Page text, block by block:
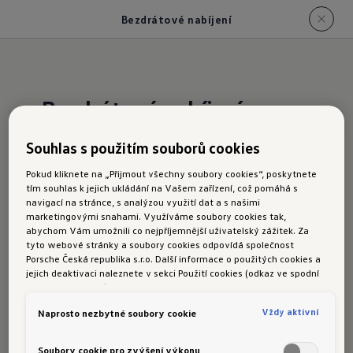
Bezdrátové nabíjení
Bezdrátové nabíjení
Pohodlné telefonování při řízení automobilu?
Telefonní rozhraní vám nabízí vše, co k tomu
potřebujte. Součástí handsfree sady je mikrofon
ve střešní konzole; vysokou kvalitu hlasové
výstupu pak zajistí interní reproduktory.
Odkládací přihrádka vpředu umožňuje
bezdrátové indukční nabíjení až pro dva mobilní
telefony s výkonem 15 W a s chlazením
podporují standard Qi. Optimální kvalitu příjmu
Souhlas s použitím souborů cookies
Pokud kliknete na „Přijmout všechny soubory cookies“, poskytnete
tím souhlas k jejich ukládání na Vašem zařízení, což pomáhá s
navigací na stránce, s analýzou využití dat a s našimi
marketingovými snahami. Využíváme soubory cookies tak,
abychom Vám umožnili co nejpříjemnější uživatelský zážitek. Za
tyto webové stránky a soubory cookies odpovídá společnost
Porsche Česká republika s.r.o. Další informace o použitých cookies a
jejich deaktivaci naleznete v sekci Použití cookies (odkaz ve spodní
části této stránky).
Naprosto nezbytné soubory cookie Vždy aktivní
Soubory cookie pro zvýšení výkonu